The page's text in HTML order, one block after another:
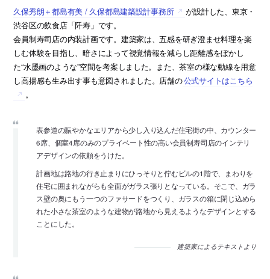
久保秀朗＋都島有美 / 久保都島建築設計事務所
が設計した、東京・
渋谷区の飲食店「阡寿」です。
会員制寿司店の内装計画です。建築家は、五感を研ぎ澄ませ料理を楽
しむ体験を目指し、暗さによって視覚情報を減らし距離感をぼかし
た“水墨画のような”空間を考案しました。また、茶室の様な動線を用意
し高揚感も生み出す事も意図されました。店舗の公式サイトはこちら
。
表参道の賑やかなエリアから少し入り込んだ住宅街の中、カウンター
6席、個室4席のみのプライベート性の高い会員制寿司店のインテリ
アデザインの依頼をうけた。
計画地は路地の行き止まりにひっそりと佇むビルの1階で、まわりを
住宅に囲まれながらも全面がガラス張りとなっている。そこで、ガラ
ス壁の奥にもう一つのファサードをつくり、ガラスの箱に閉じ込めら
れた小さな茶室のような建物が路地から見えるようなデザインとする
ことにした。
建築家によるテキストより